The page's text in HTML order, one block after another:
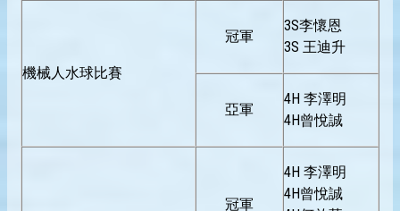
機械人水球比賽
冠軍
3S李懷恩
3S 王迪升
亞軍
4H 李澤明
4H曾悅誠
冠軍
4H 李澤明
4H曾悅誠